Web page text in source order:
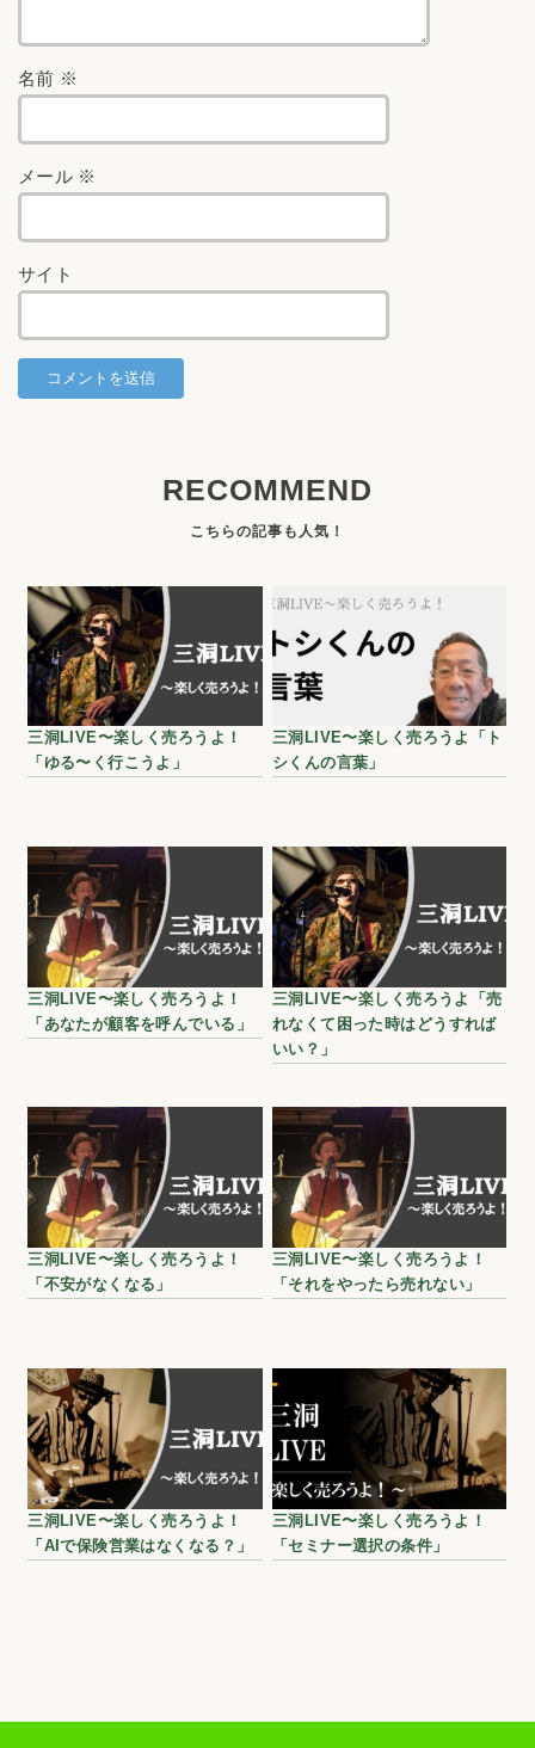
名前 ※
メール ※
サイト
RECOMMEND
三洞LIVE〜楽しく売ろうよ！
「ゆる〜く行こうよ」
三洞LIVE〜楽しく売ろうよ「ト
シくんの言葉」
三洞LIVE〜楽しく売ろうよ！
「あなたが顧客を呼んでいる」
三洞LIVE〜楽しく売ろうよ「売
れなくて困った時はどうすれば
いい？」
三洞LIVE〜楽しく売ろうよ！
「不安がなくなる」
三洞LIVE〜楽しく売ろうよ！
「それをやったら売れない」
三洞LIVE〜楽しく売ろうよ！
「AIで保険営業はなくなる？」
三洞LIVE〜楽しく売ろうよ！
「セミナー選択の条件」